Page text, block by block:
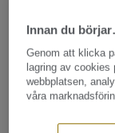
golv och på
Se mer
VIKTIGA
Skapad för
Innan du
Genom att klicka
lagring av cookies
webbplatsen,
våra